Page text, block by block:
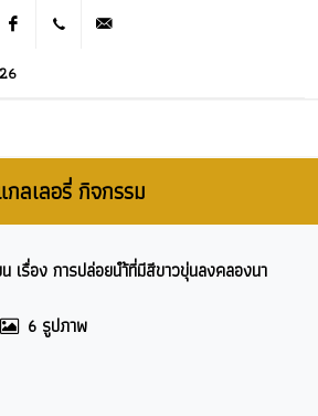
Facebook 021905536
กลเลอรี่ กิจกรรม
เรื่อง การปล่อยนำ้ที่มีสีขาวขุ่นลงคลองนา
6 รูปภาพ